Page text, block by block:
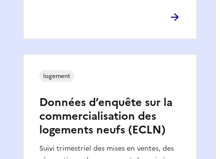
Données d’enquête sur la
commercialisation des
logements neufs (ECLN)
Suivi trimestriel des mises en ventes, des
logement